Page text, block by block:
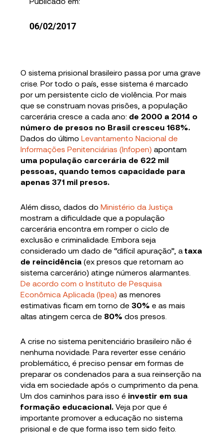
06/02/2017
O sistema prisional brasileiro passa por uma grave
crise. Por todo o país, esse sistema é marcado
por um persistente ciclo de violência. Por mais
que se construam novas prisões, a população
carcerária cresce a cada ano: de 2000 a 2014 o
número de presos no Brasil cresceu 168%.
Dados do últimoLevantamento Nacional de
Informações Penitenciárias (Infopen) apontam
uma população carcerária de 622 mil
pessoas, quando temos capacidade para
apenas 371 mil presos.
Além disso, dados doMinistério da Justiça
mostram a dificuldade que a população
carcerária encontra em romper o ciclo de
exclusão e criminalidade. Embora seja
considerado um dado de “difícil apuração”, ataxa
de reincidência (ex presos que retornam ao
sistema carcerário) atinge números alarmantes.
De acordo com o Instituto de Pesquisa
Econômica Aplicada (Ipea) as menores
estimativas ficam em torno de 30% e as mais
altas atingem cerca de 80% dos presos.
A crise no sistema penitenciário brasileiro não é
nenhuma novidade. Para reverter esse cenário
problemático, é preciso pensar em formas de
preparar os condenados para a sua reinserção na
vida em sociedade após o cumprimento da pena.
Um dos caminhos para isso é investir em sua
formação educacional. Veja por que é
importante promover a educação no sistema
prisional e de que forma isso tem sido feito.